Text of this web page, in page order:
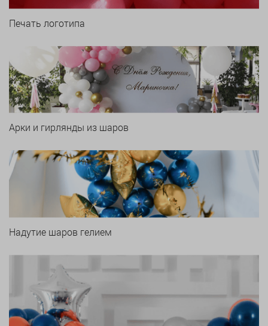
Печать логотипа
Арки и гирлянды из шаров
Надутие шаров гелием